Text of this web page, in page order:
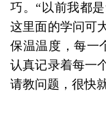
巧。“以前我都
这里面的学问可
保温温度，每一
认真记录着每一
请教问题，很快